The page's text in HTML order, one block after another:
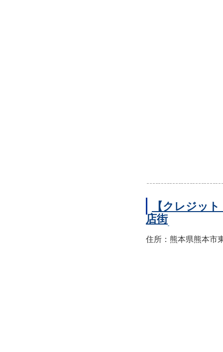
【クレジッ
店街
住所：熊本県熊本市